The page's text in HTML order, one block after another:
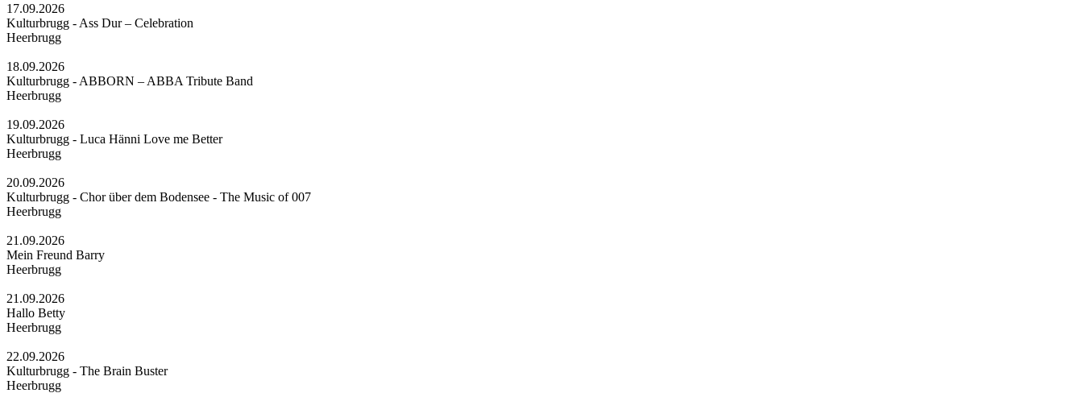
17.09.2026
Kulturbrugg - Ass Dur – Celebration
Heerbrugg
18.09.2026
Kulturbrugg - ABBORN – ABBA Tribute Band
Heerbrugg
19.09.2026
Kulturbrugg - Luca Hänni Love me Better
Heerbrugg
20.09.2026
Kulturbrugg - Chor über dem Bodensee - The Music of 007
Heerbrugg
21.09.2026
Mein Freund Barry
Heerbrugg
21.09.2026
Hallo Betty
Heerbrugg
22.09.2026
Kulturbrugg - The Brain Buster
Heerbrugg